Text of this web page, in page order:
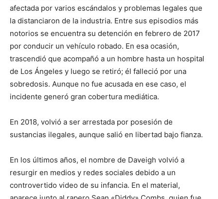
afectada por varios escándalos y problemas legales que
la distanciaron de la industria. Entre sus episodios más
notorios se encuentra su detención en febrero de 2017
por conducir un vehículo robado. En esa ocasión,
trascendió que acompañó a un hombre hasta un hospital
de Los Ángeles y luego se retiró; él falleció por una
sobredosis. Aunque no fue acusada en ese caso, el
incidente generó gran cobertura mediática.
En 2018, volvió a ser arrestada por posesión de
sustancias ilegales, aunque salió en libertad bajo fianza.
En los últimos años, el nombre de Daveigh volvió a
resurgir en medios y redes sociales debido a un
controvertido video de su infancia. En el material,